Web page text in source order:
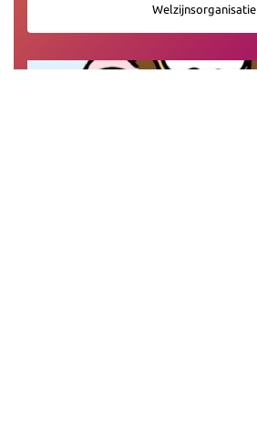
Welzijnsorganisatie